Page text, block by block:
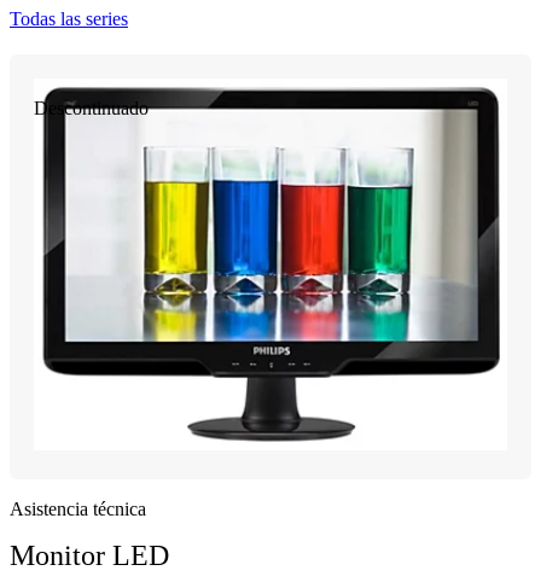
Todas las series
Descontinuado
Asistencia técnica
Monitor LED